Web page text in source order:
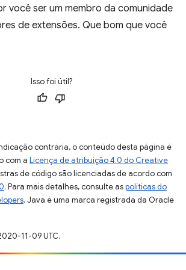
você ser um membro da comunidade
de extensões. Que bom que você
Isso foi útil?
contrária, o conteúdo desta página é
com a Licença de atribuição 4.0 do Creative
de código são licenciadas de acordo com
. Para mais detalhes, consulte aspolíticas do
. Java é uma marca registrada da Oracle
11-09 UTC.